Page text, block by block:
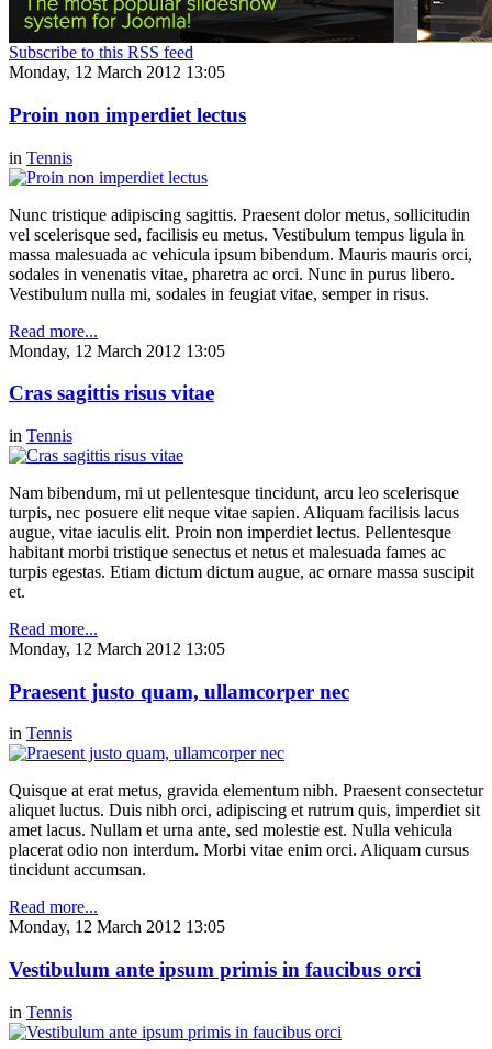
Subscribe to this RSS feed
Monday, 12 March 2012 13:05
Proin non imperdiet lectus
in Tennis
Nunc tristique adipiscing sagittis. Praesent dolor metus, sollicitudin
vel scelerisque sed, facilisis eu metus. Vestibulum tempus ligula in
massa malesuada ac vehicula ipsum bibendum. Mauris mauris orci,
sodales in venenatis vitae, pharetra ac orci. Nunc in purus libero.
Vestibulum nulla mi, sodales in feugiat vitae, semper in risus.
Read more...
Monday, 12 March 2012 13:05
Cras sagittis risus vitae
in Tennis
Nam bibendum, mi ut pellentesque tincidunt, arcu leo scelerisque
turpis, nec posuere elit neque vitae sapien. Aliquam facilisis lacus
augue, vitae iaculis elit. Proin non imperdiet lectus. Pellentesque
habitant morbi tristique senectus et netus et malesuada fames ac
turpis egestas. Etiam dictum dictum augue, ac ornare massa suscipit
et.
Read more...
Monday, 12 March 2012 13:05
Praesent justo quam, ullamcorper nec
in Tennis
Quisque at erat metus, gravida elementum nibh. Praesent consectetur
aliquet luctus. Duis nibh orci, adipiscing et rutrum quis, imperdiet sit
amet lacus. Nullam et urna ante, sed molestie est. Nulla vehicula
placerat odio non interdum. Morbi vitae enim orci. Aliquam cursus
tincidunt accumsan.
Read more...
Monday, 12 March 2012 13:05
Vestibulum ante ipsum primis in faucibus orci
in Tennis